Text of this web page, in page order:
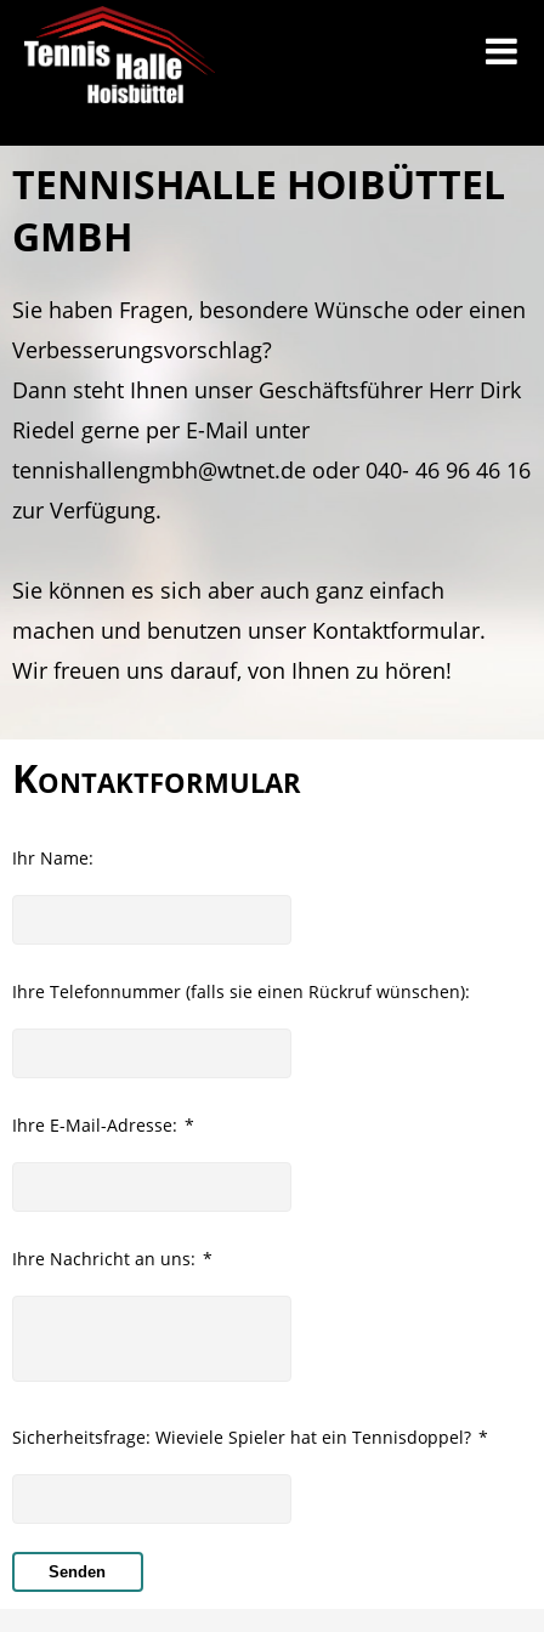
TENNISHALLE HOIBÜTTEL
GMBH
Sie haben Fragen, besondere Wünsche oder einen
Verbesserungsvorschlag?
Dann steht Ihnen unser Geschäftsführer Herr Dirk
Riedel gerne per E-Mail unter
tennishallengmbh@wtnet.de oder 040- 46 96 46 16
zur Verfügung.
Sie können es sich aber auch ganz einfach
machen und benutzen unser Kontaktformular.
Wir freuen uns darauf, von Ihnen zu hören!
Kontaktformular
Ihr Name:
Ihre Telefonnummer (falls sie einen Rückruf wünschen):
Ihre E-Mail-Adresse: *
Ihre Nachricht an uns: *
Sicherheitsfrage: Wieviele Spieler hat ein Tennisdoppel? *
Senden